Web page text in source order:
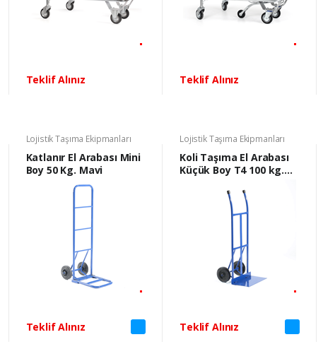
Teklif Alınız Teklif Alınız
Lojistik Taşıma Ekipmanları
Katlanır El Arabası Mini
Boy 50 Kg. Mavi
Teklif Alınız
Lojistik Taşıma Ekipmanları
Koli Taşıma El Arabası
Küçük Boy T4 100 kg.
Teklif Alınız